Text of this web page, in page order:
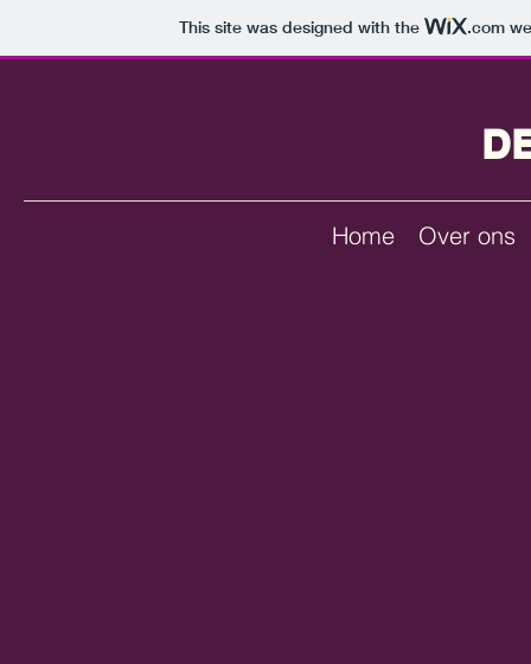
This site was designed with the .com
Home Over ons